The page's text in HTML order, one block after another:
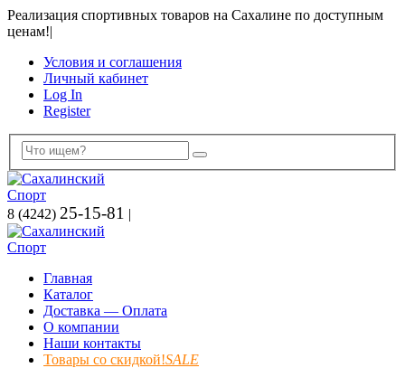
Реализация спортивных товаров на Сахалине по доступным
ценам!|
Условия и соглашения
Личный кабинет
Log In
Register
8 (4242) 25-15-81 |
Главная
Каталог
Доставка — Оплата
О компании
Наши контакты
Товары со скидкой!SALE